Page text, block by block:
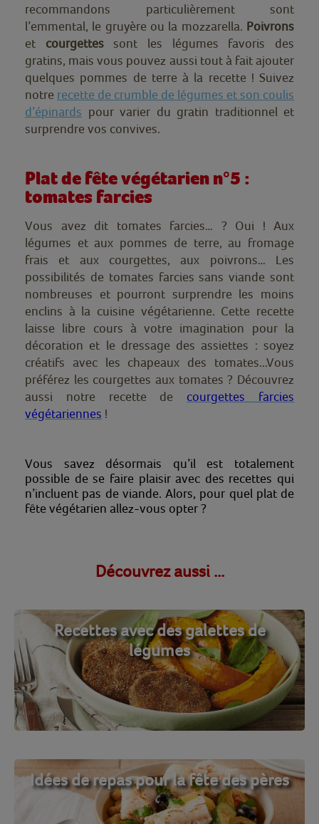
recommandons particulièrement sont
l’emmental, le gruyère ou la mozzarella. Poivrons
et courgettessont les légumes favoris des
gratins, mais vous pouvez aussi tout à fait ajouter
quelques pommes de terre à la recette ! Suivez
notre recette de crumble de légumes et son coulis
d’épinards pour varier du gratin traditionnel et
surprendre vos convives.
Plat de fête végétarien n°5 :
tomates farcies
Vous avez dit tomates farcies… ? Oui ! Aux
légumes et aux pommes de terre, au fromage
frais et aux courgettes, aux poivrons… Les
possibilités de tomates farcies sans viande sont
nombreuses et pourront surprendre les moins
enclins à la cuisine végétarienne. Cette recette
laisse libre cours à votre imagination pour la
décoration et le dressage des assiettes : soyez
créatifs avec les chapeaux des tomates...Vous
préférez les courgettes aux tomates ? Découvrez
aussi notre recette de courgettes farcies
végétariennes !
Vous savez désormais qu’il est totalement
possible de se faire plaisir avec des recettes qui
n’incluent pas de viande. Alors, pour quel plat de
fête végétarien allez-vous opter ?
Découvrez aussi ...
Recettes avec des galettes de
légumes
Idées de repas pour la fête des pères